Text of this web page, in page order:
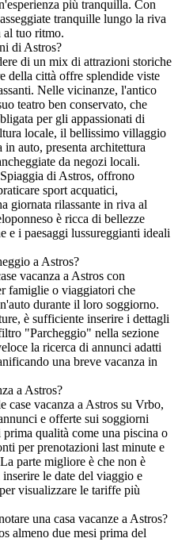
più tranquilla. Con
tranquille lungo la riva
al tuo ritmo.
di Astros?
di un mix di attrazioni storiche
della città offre splendide viste
Nelle vicinanze, l'antico
teatro ben conservato, che
per gli appassionati di
locale, il bellissimo villaggio
auto, presenta architettura
da negozi locali.
di Astros, offrono
sport acquatici,
giornata rilassante in riva al
è ricca di bellezze
e i paesaggi lussureggianti ideali
a Astros?
vacanza a Astros con
famiglie o viaggiatori che
durante il loro soggiorno.
è sufficiente inserire i dettagli
"Parcheggio" nella sezione
la ricerca di annunci adatti
una breve vacanza in
a Astros?
vacanza a Astros su Vrbo,
e offerte sui soggiorni
qualità come una piscina o
per prenotazioni last minute e
parte migliore è che non è
le date del viaggio e
visualizzare le tariffe più
una casa vacanze a Astros?
almeno due mesi prima del